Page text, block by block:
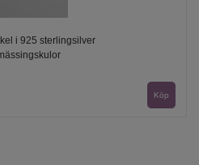
i 925 sterlingsilver